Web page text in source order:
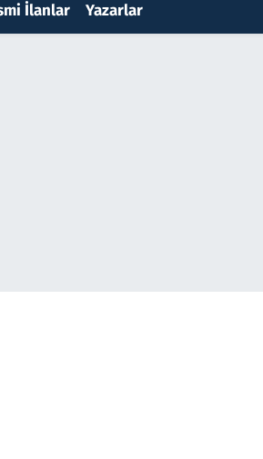
İlanlar Yazarlar